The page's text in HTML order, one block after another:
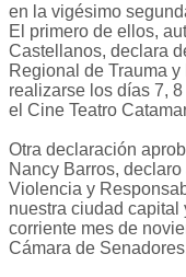
en la vigésimo
El primero de ellos,
Castellanos, declara
Regional de Trauma
realizarse los días 7,
el Cine Teatro
Otra declaración
Nancy Barros,
Violencia y
nuestra ciudad capital
corriente mes de
Cámara de